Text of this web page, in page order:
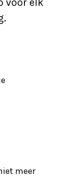
meer